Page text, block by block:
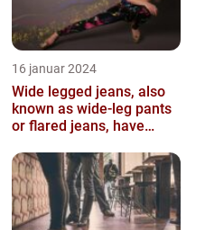
16 januar 2024
Wide legged jeans, also
known as wide-leg pants
or flared jeans, have
people...